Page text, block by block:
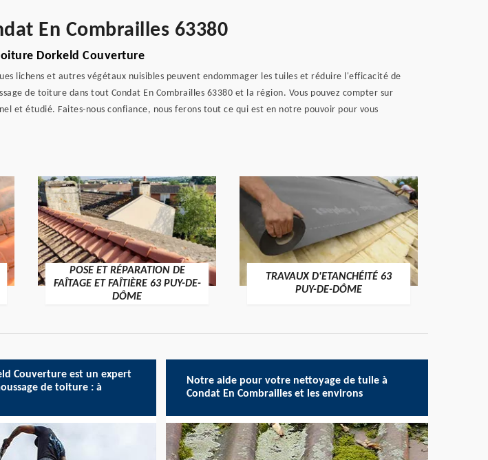
En Combrailles 63380
Dorkeld Couverture
lichens et autres végétaux nuisibles peuvent endommager les tuiles et réduire l'efficacité de
de toiture dans tout Condat En Combrailles 63380 et la région. Vous pouvez compter sur
et étudié. Faites-nous confiance, nous ferons tout ce qui est en notre pouvoir pour vous
POSE ET RÉPARATION DE
FAÎTAGE ET FAÎTIÈRE 63 PUY-DE-
DÔME
TRAVAUX D'ETANCHÉITÉ 63
PUY-DE-DÔME
Couverture est un expert
de toiture : à
Notre aide pour votre nettoyage de tuile à
Condat En Combrailles et les environs